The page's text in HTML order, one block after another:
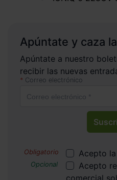
Apúntate y caza
Apúntate a nuestro
recibir las nuevas
Correo electrónico
Acepto la
Acepto
comercial